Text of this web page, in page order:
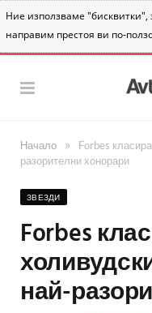
Ние използваме
направим престоя ви по-
Начало »
Forbes
разорителни хонорари
ЗВЕЗДИ
Forbes
най-